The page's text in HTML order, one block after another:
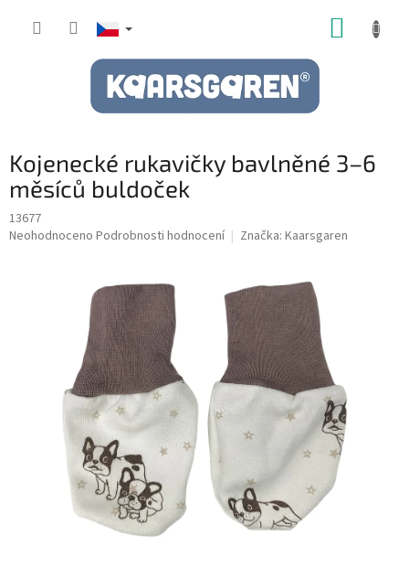
Kojenecké rukavičky bavlněné 3–6
měsíců buldoček
13677
Průměrné
Neohodnoceno Podrobnosti hodnocení Značka: Kaarsgaren